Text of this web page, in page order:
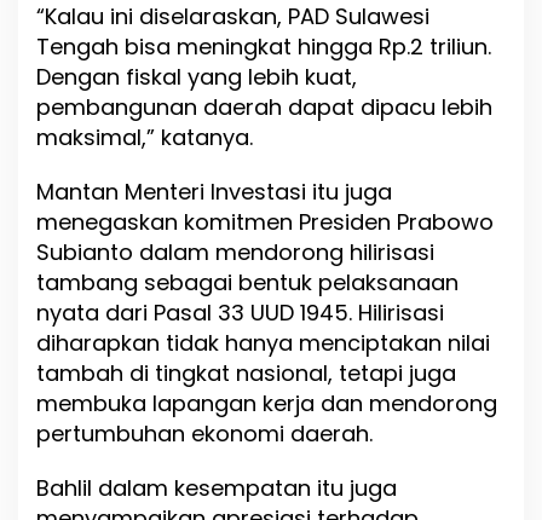
“Kalau ini diselaraskan, PAD Sulawesi
Tengah bisa meningkat hingga Rp.2 triliun.
Dengan fiskal yang lebih kuat,
pembangunan daerah dapat dipacu lebih
maksimal,” katanya.
Mantan Menteri Investasi itu juga
menegaskan komitmen Presiden Prabowo
Subianto dalam mendorong hilirisasi
tambang sebagai bentuk pelaksanaan
nyata dari Pasal 33 UUD 1945. Hilirisasi
diharapkan tidak hanya menciptakan nilai
tambah di tingkat nasional, tetapi juga
membuka lapangan kerja dan mendorong
pertumbuhan ekonomi daerah.
Bahlil dalam kesempatan itu juga